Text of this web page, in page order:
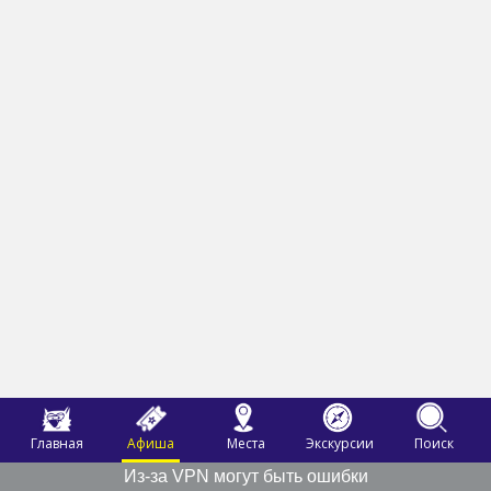
Главная Афиша Места Экскурсии
Поиск
Из-за VPN могут быть ошибки